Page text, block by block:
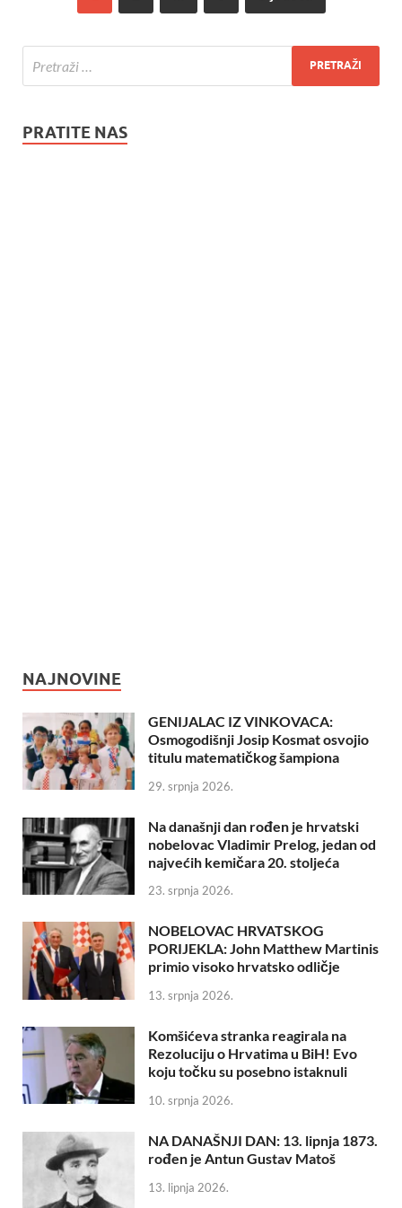
PRATITE NAS
NAJNOVINE
GENIJALAC IZ VINKOVACA:
Osmogodišnji Josip Kosmat osvojio
titulu matematičkog šampiona
29. srpnja 2026.
Na današnji dan rođen je hrvatski
nobelovac Vladimir Prelog, jedan od
najvećih kemičara 20. stoljeća
23. srpnja 2026.
NOBELOVAC HRVATSKOG
PORIJEKLA: John Matthew Martinis
primio visoko hrvatsko odličje
13. srpnja 2026.
Komšićeva stranka reagirala na
Rezoluciju o Hrvatima u BiH! Evo
koju točku su posebno istaknuli
10. srpnja 2026.
NA DANAŠNJI DAN: 13. lipnja 1873.
rođen je Antun Gustav Matoš
13. lipnja 2026.